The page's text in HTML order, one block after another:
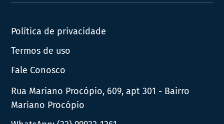
News
Política de privacidade
Termos de uso
Fale Conosco
Rua Mariano Procópio, 609, apt 301 - Bairro
Mariano Procópio